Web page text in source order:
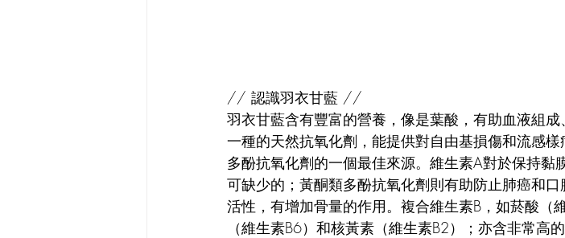
// 認識羽衣甘藍 //
羽衣甘藍含有豐富的營養，像是葉酸，有助血液組
一種的天然抗氧化劑，能提供對自由基損傷和流感
多酚抗氧化劑的一個最佳來源。維生素A對於保持黏
可缺少的；黃酮類多酚抗氧化劑則有助防止肺癌和
活性，有增加骨量的作用。複合維生素B，如菸酸（
（維生素B6）和核黃素（維生素B2）；亦含非常高